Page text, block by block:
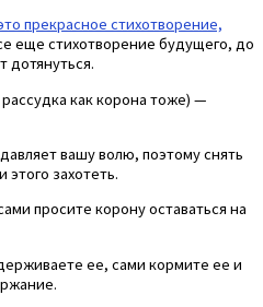
прекрасное стихотворение,
еще стихотворение будущего, до
дотянуться.
как корона тоже) —
вашу волю, поэтому снять
захотеть.
просите корону оставаться на
ее, сами кормите ее и